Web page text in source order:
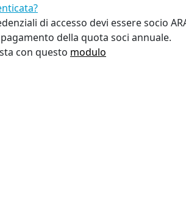
di accesso devi essere socio
della quota soci annuale.
con questo modulo